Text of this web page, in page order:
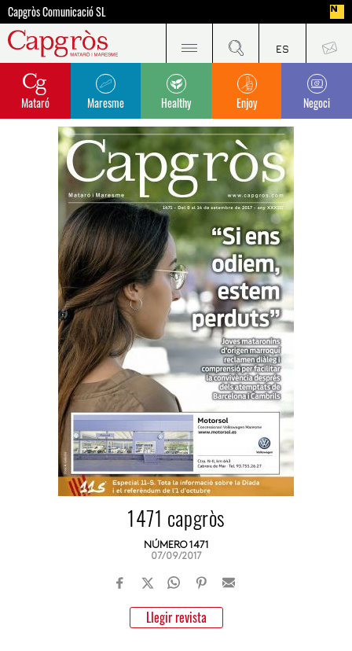
Capgròs Comunicació SL
Mataró Maresme Healthy Enjoy Negoci
1471 capgròs
NÚMERO 1471
07/09/2017
Llegir revista